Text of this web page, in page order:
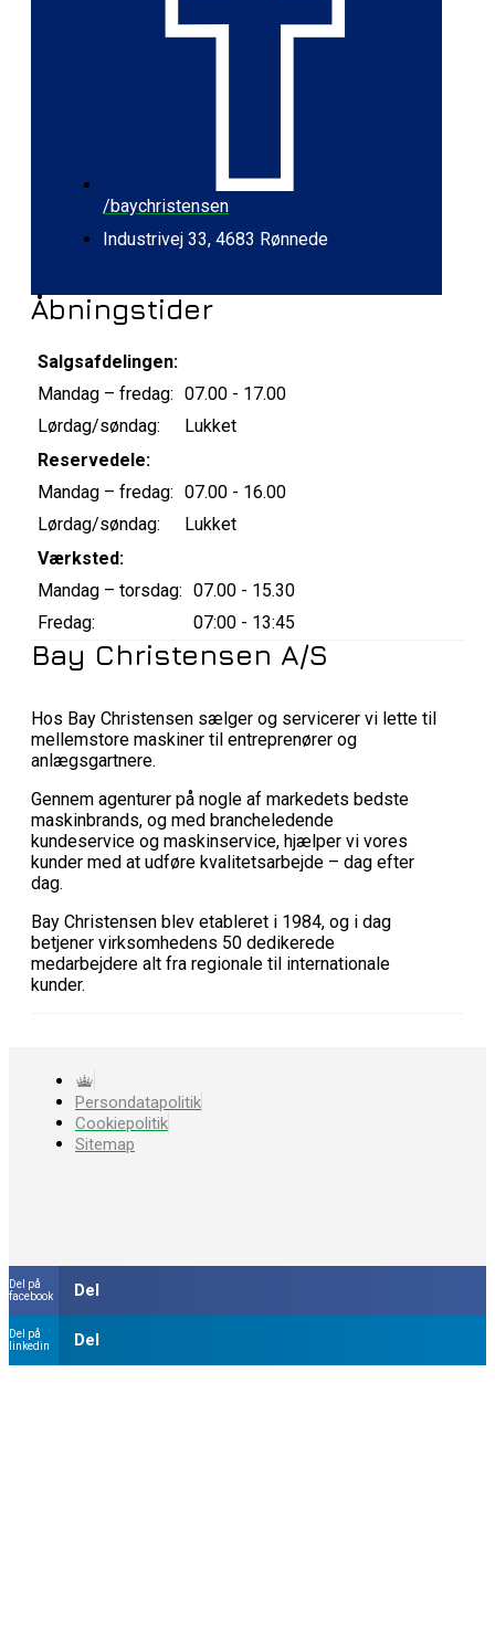
/baychristensen
Industrivej 33, 4683 Rønnede
Åbningstider
Salgsafdelingen:
Mandag – fredag: 07.00 - 17.00
Lørdag/søndag:
Lukket
Reservedele:
Mandag – fredag: 07.00 - 16.00
Lørdag/søndag:
Lukket
Værksted:
Mandag – torsdag: 07.00 - 15.30
Fredag:
07:00 - 13:45
Bay Christensen A/S
Hos Bay Christensen sælger og servicerer vi lette til
mellemstore maskiner til entreprenører og
anlægsgartnere.
Gennem agenturer på nogle af markedets bedste
maskinbrands, og med brancheledende
kundeservice og maskinservice, hjælper vi vores
kunder med at udføre kvalitetsarbejde – dag efter
dag.
Bay Christensen blev etableret i 1984, og i dag
betjener virksomhedens 50 dedikerede
medarbejdere alt fra regionale til internationale
kunder.
Persondatapolitik
Cookiepolitik
Sitemap
Del på
facebook
Del
Del på
linkedin
Del